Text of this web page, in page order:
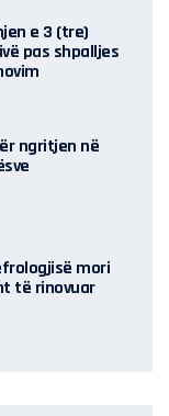
e 3 (tre)
pas shpalljes
ngritjen në
mori
të rinovuar